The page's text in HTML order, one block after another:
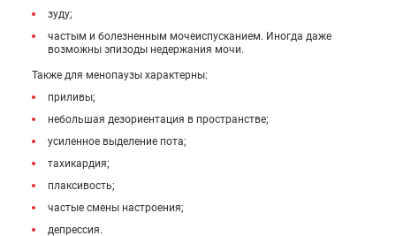
зуду;
частым и болезненным мочеиспусканием. Иногда даже
возможны эпизоды недержания мочи.
Также для менопаузы характерны:
приливы;
небольшая дезориентация в пространстве;
усиленное выделение пота;
тахикардия;
плаксивость;
частые смены настроения;
депрессия.